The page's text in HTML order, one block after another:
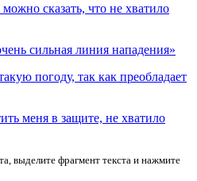
сказать, что не хватило
сильная линия нападения»
погоду, так как преобладает
меня в защите, не хватило
выделите фрагмент текста и нажмите